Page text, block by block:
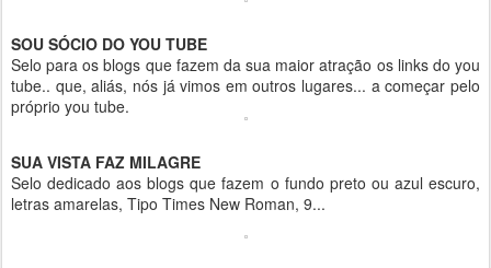
SOU SÓCIO DO YOU TUBE
Selo para os blogs que fazem da sua maior atração os links do you
tube.. que, aliás, nós já vimos em outros lugares... a começar pelo
próprio you tube.
SUA VISTA FAZ MILAGRE
Selo dedicado aos blogs que fazem o fundo preto ou azul escuro,
letras amarelas, Tipo Times New Roman, 9...